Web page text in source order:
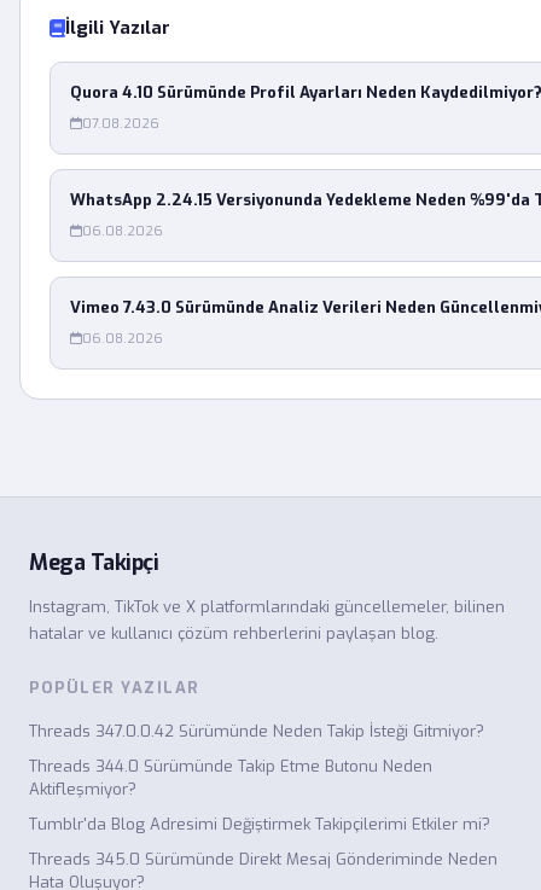
İlgili Yazılar
Quora 4.10 Sürümünde Profil Ayarları Neden Kaydedilmiyor?
07.08.2026
WhatsApp 2.24.15 Versiyonunda Yedekleme Neden %99'da
06.08.2026
Vimeo 7.43.0 Sürümünde Analiz Verileri Neden
06.08.2026
Mega Takipçi
Instagram, TikTok ve X platformlarındaki güncellemeler, bilinen
hatalar ve kullanıcı çözüm rehberlerini paylaşan blog.
POPÜLER YAZILAR
Threads 347.0.0.42 Sürümünde Neden Takip İsteği Gitmiyor?
Threads 344.0 Sürümünde Takip Etme Butonu Neden
Aktifleşmiyor?
Tumblr'da Blog Adresimi Değiştirmek Takipçilerimi Etkiler mi?
Threads 345.0 Sürümünde Direkt Mesaj Gönderiminde Neden
Hata Oluşuyor?